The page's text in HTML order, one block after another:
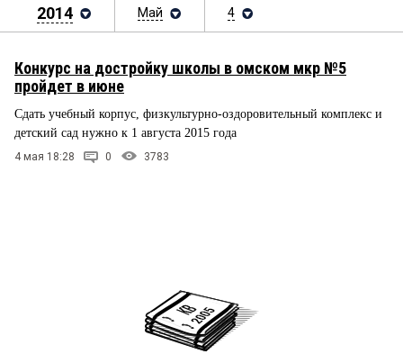
НОВОСТИ КОМПАНИЙ
СТИЛЬ ЖИЗНИ
Блоги
2014 Май 4
Конкурс на достройку школы в омском мкр №5
пройдет в июне
Сдать учебный корпус, физкультурно-оздоровительный комплекс и
детский сад нужно к 1 августа 2015 года
4 мая 18:28 0 3783